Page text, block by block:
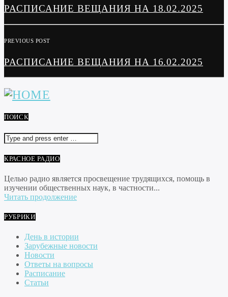
РАСПИСАНИЕ ВЕЩАНИЯ НА 18.02.2025
PREVIOUS POST
РАСПИСАНИЕ ВЕЩАНИЯ НА 16.02.2025
ПОИСК
КРАСНОЕ РАДИО
Целью радио является просвещение трудящихся, помощь в
изучении общественных наук, в частности...
Читать продолжение
РУБРИКИ
День в истории
Зарубежные новости
Новости
Ответы на вопросы
Расписание
Статьи